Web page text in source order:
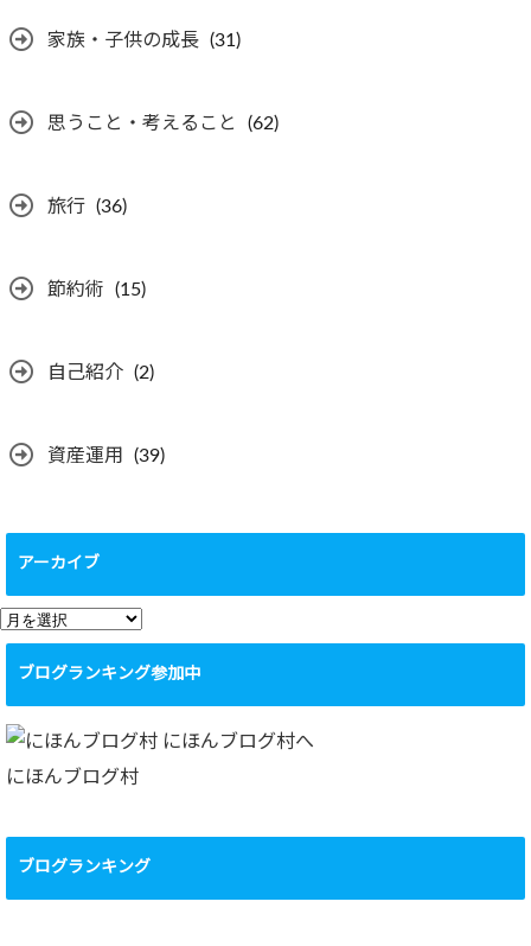
家族・子供の成長 (31)
思うこと・考えること (62)
旅行 (36)
節約術 (15)
自己紹介 (2)
資産運用 (39)
アーカイブ
ア
ー
イ
ブ
ブログランキング参加中
にほんブログ村
ブログランキング